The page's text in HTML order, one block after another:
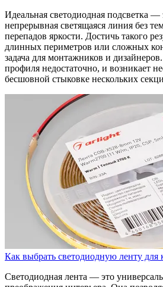
Идеальная светодиодная подсветка —
непрерывная светящаяся линия без
перепадов яркости. Достичь такого
длинных периметров или сложных
задача для монтажников и
профиля недостаточно, и возникает
бесшовной стыковке нескольких
Как выбрать светодиодную ленту
Светодиодная лента — это